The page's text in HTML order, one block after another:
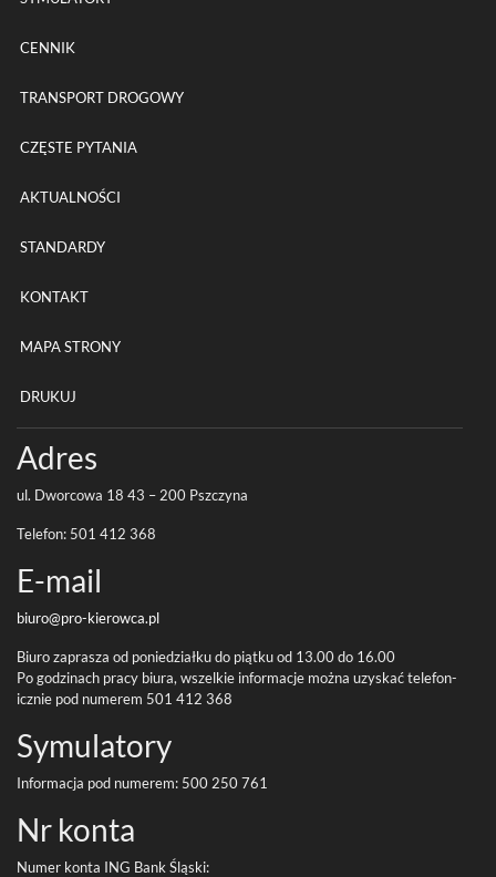
CENNIK
TRANSPORT DROGOWY
CZĘSTE PYTANIA
AKTUALNOŚCI
STANDARDY
KONTAKT
MAPA STRONY
DRUKUJ
Adres
ul. Dwor­cowa 18 43 – 200 Pszczyna
Tele­fon: 501 412 368
E-​mail
biuro@pro-kierowca.pl
Biuro zaprasza od poniedzi­ałku do piątku od 13.00do 16.00
Po godz­i­nach pracy biura, wszelkie infor­ma­cje można uzyskać tele­fon­
icznie pod numerem 501 412 368
Symu­la­tory
Infor­ma­cja pod numerem: 500 250761
Nr konta
Numer konta ING Bank Śląski: